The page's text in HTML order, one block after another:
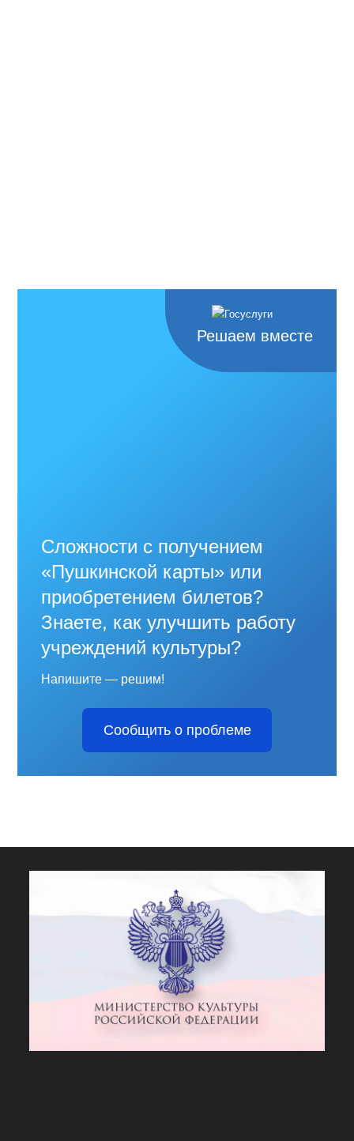
Решаем вместе
Сложности с получением
«Пушкинской карты» или
приобретением билетов?
Знаете, как улучшить работу
учреждений культуры?
Напишите — решим!
Сообщить о проблеме